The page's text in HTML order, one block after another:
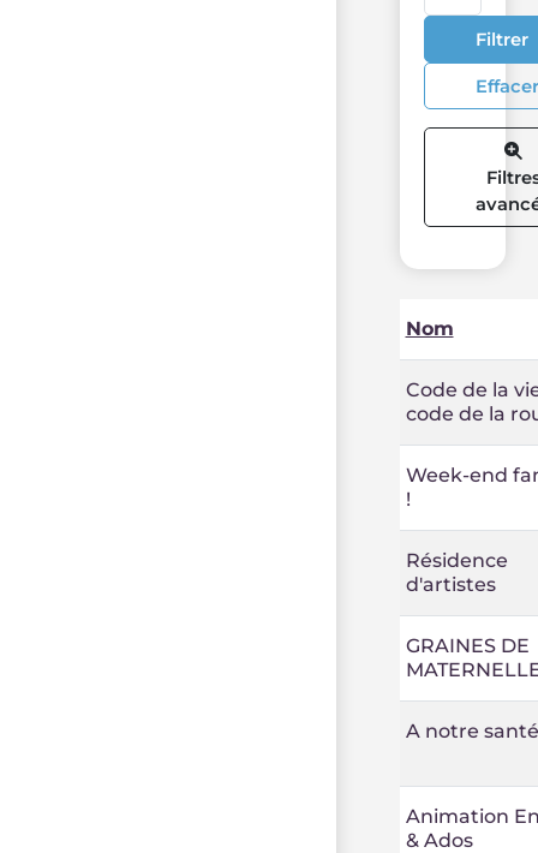
Filtrer
Effacer
Nom
Code de la
code de la
Week-end
!
Résidence
d'artistes
GRAINES DE
A notre
Animation
& Ados